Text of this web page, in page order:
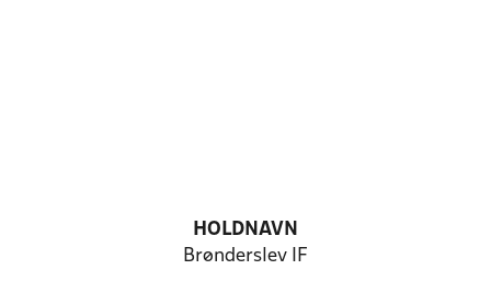
HOLDNAVN
Brønderslev IF